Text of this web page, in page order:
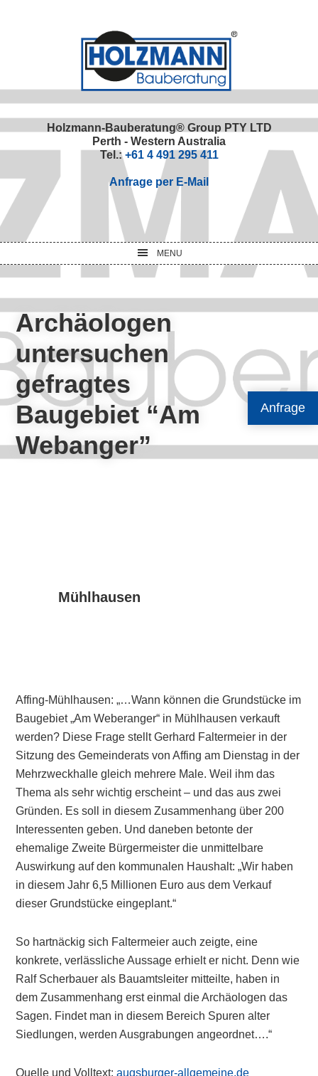
Anfrage
Holzmann-Bauberatung® Group PTY LTD
Perth - Western Australia
Tel.:+61 4 491 295 411
Anfrage per E-Mail
MENU
Archäologen
untersuchen
gefragtes
Baugebiet “Am
Webanger”
Mühlhausen
Affing-Mühlhausen: „…Wann können die Grundstücke im
Baugebiet „Am Weberanger“ in Mühlhausen verkauft
werden? Diese Frage stellt Gerhard Faltermeier in der
Sitzung des Gemeinderats von Affing am Dienstag in der
Mehrzweckhalle gleich mehrere Male. Weil ihm das
Thema als sehr wichtig erscheint – und das aus zwei
Gründen. Es soll in diesem Zusammenhang über 200
Interessenten geben. Und daneben betonte der
ehemalige Zweite Bürgermeister die unmittelbare
Auswirkung auf den kommunalen Haushalt: „Wir haben
in diesem Jahr 6,5 Millionen Euro aus dem Verkauf
dieser Grundstücke eingeplant.“
So hartnäckig sich Faltermeier auch zeigte, eine
konkrete, verlässliche Aussage erhielt er nicht. Denn wie
Ralf Scherbauer als Bauamtsleiter mitteilte, haben in
dem Zusammenhang erst einmal die Archäologen das
Sagen. Findet man in diesem Bereich Spuren alter
Siedlungen, werden Ausgrabungen angeordnet….“
Quelle und Volltext:augsburger-allgemeine.de